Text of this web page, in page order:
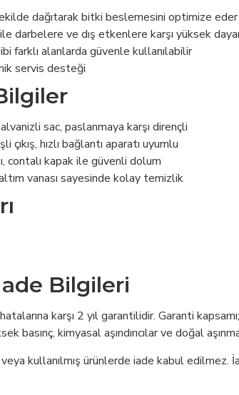
dağıtarak bitki beslemesini optimize eder
darbelere ve dış etkenlere karşı yüksek
farklı alanlarda güvenle kullanılabilir
servis desteği
sac, paslanmaya karşı dirençli
çıkış, hızlı bağlantı aparatı uyumlu
contalı kapak ile güvenli dolum
vanası sayesinde kolay temizlik
Bilgileri
karşı 2 yıl garantilidir. Garanti
basınç, kimyasal aşındırıcılar ve doğal
veya kullanılmış ürünlerde iade kabul edilmez.